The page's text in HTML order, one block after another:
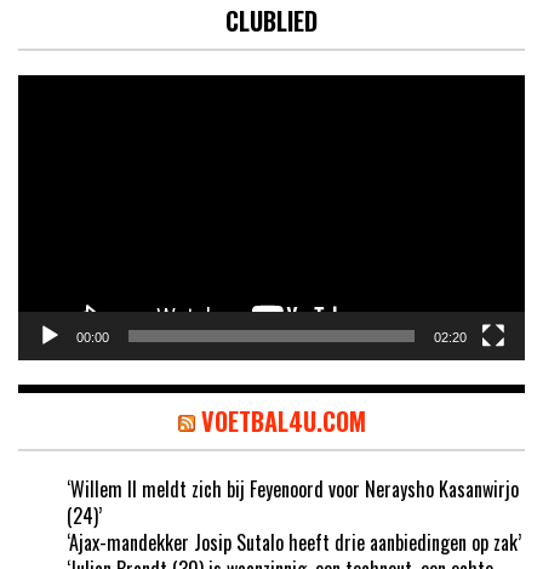
CLUBLIED
00:00 02:20
VOETBAL4U.COM
‘Willem II meldt zich bij Feyenoord voor Neraysho Kasanwirjo
(24)’
‘Ajax-mandekker Josip Sutalo heeft drie aanbiedingen op zak’